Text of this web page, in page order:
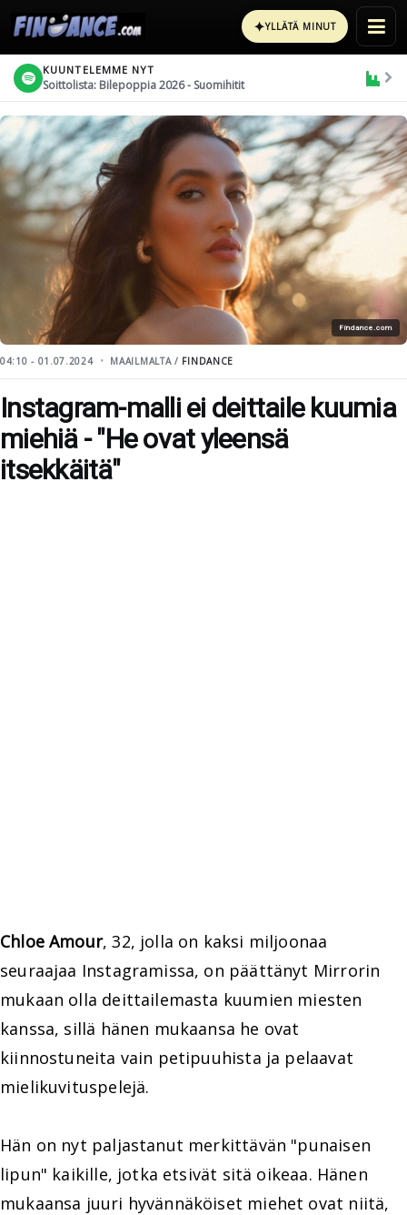
✦YLLÄTÄ MINUT
KUUNTELEMME NYT
Soittolista: Bilepoppia 2026 - Suomihitit
Findance.com
04:10 - 01.07.2024 MAAILMALTA / FINDANCE
Instagram-malli ei deittaile kuumia
miehiä - "He ovat yleensä
itsekkäitä"
Chloe Amour, 32, jolla on kaksi miljoonaa
seuraajaa Instagramissa, on päättänyt Mirrorin
mukaan olla deittailemasta kuumien miesten
kanssa, sillä hänen mukaansa he ovat
kiinnostuneita vain petipuuhista ja pelaavat
mielikuvituspelejä.
Hän on nyt paljastanut merkittävän "punaisen
lipun" kaikille, jotka etsivät sitä oikeaa. Hänen
mukaansa juuri hyvännäköiset miehet ovat niitä,